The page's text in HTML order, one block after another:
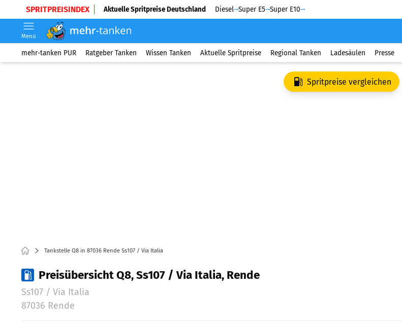
SPRITPREISINDEX Aktuelle Spritpreise Deutschland Diesel Super E5 Super E10
Menü
mehr-tanken PUR Ratgeber Tanken Wissen Tanken Aktuelle Spritpreise Regional Tanken Ladesäulen Presse
Spritpreise vergleichen
Tankstelle Q8 in 87036 Rende Ss107 / Via Italia
Preisübersicht Q8, Ss107 / Via Italia, Rende
Ss107 / Via Italia
87036 Rende